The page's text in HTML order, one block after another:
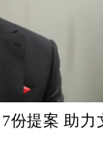
份提案 助力